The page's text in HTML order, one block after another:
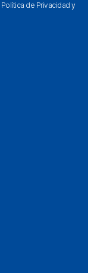
Política de Privacidad y